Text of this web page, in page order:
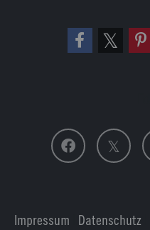
Impressum Datenschutz